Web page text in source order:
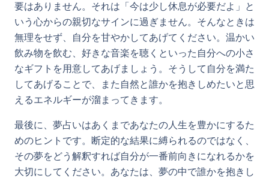
要はありません。それは「今は少し休息が必要だよ」と
いう心からの親切なサインに過ぎません。そんなときは
無理をせず、自分を甘やかしてあげてください。温かい
飲み物を飲む、好きな音楽を聴くといった自分への小さ
なギフトを用意してあげましょう。そうして自分を満た
してあげることで、また自然と誰かを抱きしめたいと思
えるエネルギーが溜まってきます。
最後に、夢占いはあくまであなたの人生を豊かにするた
めのヒントです。断定的な結果に縛られるのではなく、
その夢をどう解釈すれば自分が一番前向きになれるかを
大切にしてください。あなたは、夢の中で誰かを抱きし